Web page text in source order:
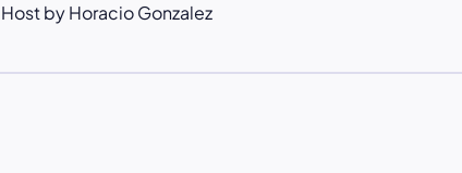
Host by Horacio Gonzalez